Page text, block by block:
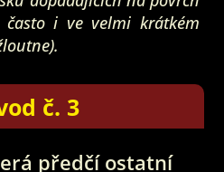
i ve velmi krátkém
č. 3
předčí ostatní